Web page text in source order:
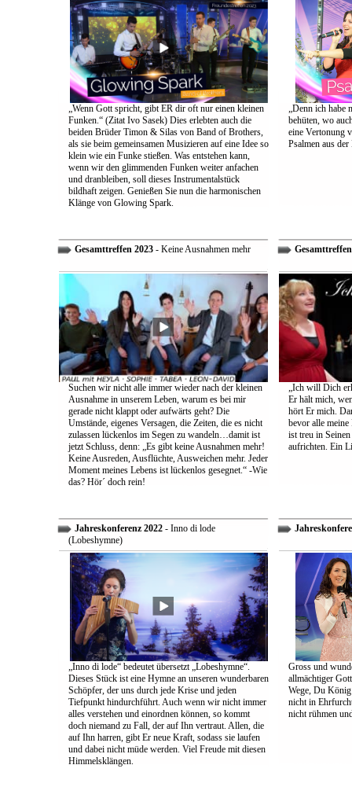
„Wenn Gott spricht, gibt ER dir oft nur einen kleinen
Funken.“ (Zitat Ivo Sasek) Dies erlebten auch die
beiden Brüder Timon & Silas von Band of Brothers,
als sie beim gemeinsamen Musizieren auf eine Idee so
klein wie ein Funke stießen. Was entstehen kann,
wenn wir den glimmenden Funken weiter anfachen
und dranbleiben, soll dieses Instrumentalstück
bildhaft zeigen. Genießen Sie nun die harmonischen
Klänge von Glowing Spark.
„Denn ich habe
behüten, wo
eine Vertonung
Psalmen aus
Gesamttreffen 2023- Keine Ausnahmen mehr
Suchen wir nicht alle immer wieder nach der kleinen
Ausnahme in unserem Leben, warum es bei mir
gerade nicht klappt oder aufwärts geht? Die
Umstände, eigenes Versagen, die Zeiten, die es nicht
zulassen lückenlos im Segen zu wandeln…damit ist
jetzt Schluss, denn: „Es gibt keine Ausnahmen mehr!
Keine Ausreden, Ausflüchte, Ausweichen mehr. Jeder
Moment meines Lebens ist lückenlos gesegnet.“ -Wie
das? Hör´ doch rein!
„Ich will Dich
Er hält mich,
hört Er mich.
bevor alle
ist treu in
aufrichten. Ein
Jahreskonferenz 2022- Inno di lode
(Lobeshymne)
„Inno di lode“ bedeutet übersetzt „Lobeshymne“.
Dieses Stück ist eine Hymne an unseren wunderbaren
Schöpfer, der uns durch jede Krise und jeden
Tiefpunkt hindurchführt. Auch wenn wir nicht immer
alles verstehen und einordnen können, so kommt
doch niemand zu Fall, der auf Ihn vertraut. Allen, die
auf Ihn harren, gibt Er neue Kraft, sodass sie laufen
und dabei nicht müde werden. Viel Freude mit diesen
Himmelsklängen.
Gross und
allmächtiger
Wege, Du
nicht in
nicht rühmen